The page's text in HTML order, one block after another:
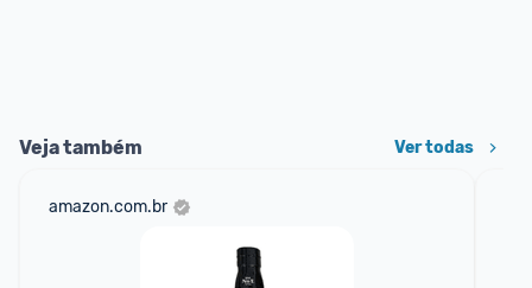
Veja também Ver todas
amazon.com.br